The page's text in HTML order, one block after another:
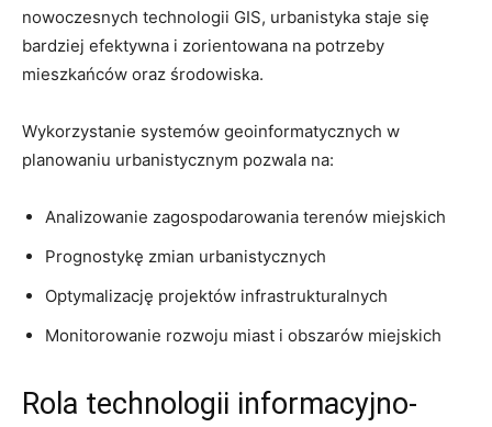
nowoczesnych ⁢technologii GIS, urbanistyka staje się⁣
bardziej efektywna i⁢ zorientowana na potrzeby
mieszkańców oraz środowiska.
Wykorzystanie systemów geoinformatycznych w
planowaniu urbanistycznym pozwala na:
Analizowanie zagospodarowania terenów miejskich
Prognostykę zmian urbanistycznych
Optymalizację projektów infrastrukturalnych
Monitorowanie⁣ rozwoju ‍miast ⁢i obszarów‍ miejskich
Rola technologii informacyjno-